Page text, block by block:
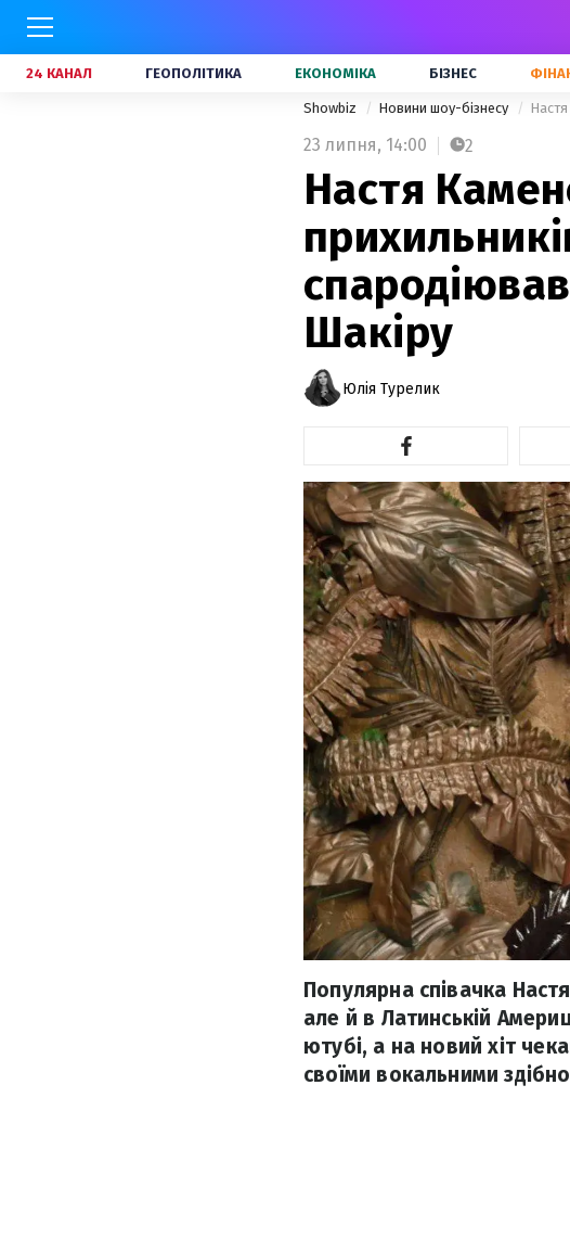
24 КАНАЛ ГЕОПОЛІТИКА ЕКОНОМІКА БІЗНЕС
Showbiz Новини шоу-бізнесу
23 липня, 14:00 2
Настя
Шакіру
Юлія Турелик
Популярна співачка
але й в Латинській
ютубі, а на новий хіт
своїми вокальними